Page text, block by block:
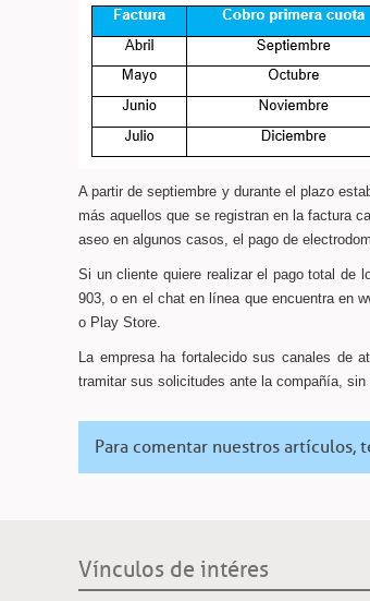
A partir de septiembre y durante el plazo
más aquellos que se registran en la factura
aseo en algunos casos, el pago de
Si un cliente quiere realizar el pago total de
903, o en el chat en línea que encuentra en
o Play Store.
La empresa ha fortalecido sus canales de
tramitar sus solicitudes ante la compañía, sin
Para comentar nuestros artículos,
Vínculos de intéres